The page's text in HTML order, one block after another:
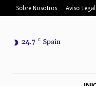
Sobre Nosotros Aviso Legal
24.7 C Spain